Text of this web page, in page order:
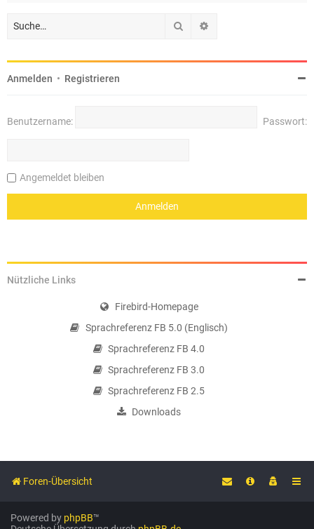
Suche
Anmelden • Registrieren
Benutzername: Passwort:
Angemeldet bleiben
Nützliche Links
Firebird-Homepage
Sprachreferenz FB 5.0 (Englisch)
Sprachreferenz FB 4.0
Sprachreferenz FB 3.0
Sprachreferenz FB 2.5
Downloads
Foren-Übersicht
Powered by phpBB™